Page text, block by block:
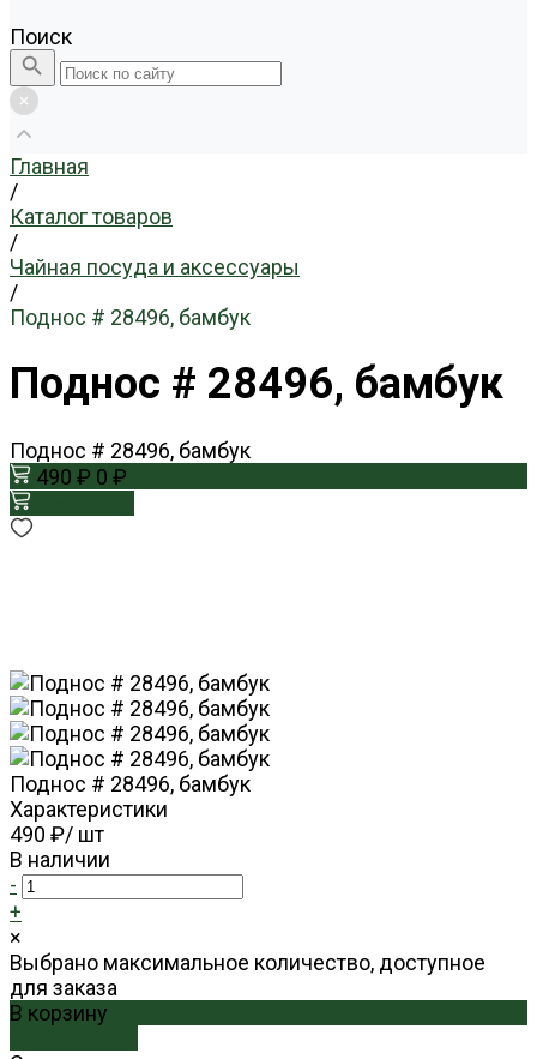
Поиск
Главная
/
Каталог товаров
/
Чайная посуда и аксессуары
/
Поднос # 28496, бамбук
Поднос # 28496, бамбук
Поднос # 28496, бамбук
490 ₽ 0 ₽
Поднос # 28496, бамбук
Характеристики
490 ₽/ шт
В наличии
-
+
×
Выбрано максимальное количество, доступное
для заказа
В корзину